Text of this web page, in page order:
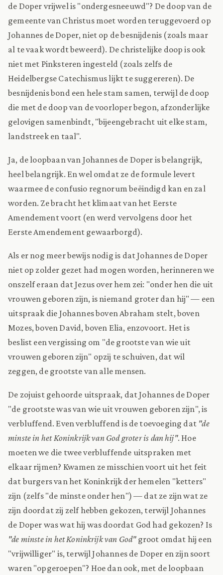
de Doper vrijwel is "ondergesneeuwd"? De doop van de
gemeente van Christus moet worden teruggevoerd op
Johannes de Doper, niet op de besnijdenis (zoals maar
al te vaak wordt beweerd). De christelijke doop is ook
niet met Pinksteren ingesteld (zoals zelfs de
Heidelbergse Catechismus lijkt te suggereren). De
besnijdenis bond een hele stam samen, terwijl de doop
die met de doop van de voorloper begon, afzonderlijke
gelovigen samenbindt, "bijeengebracht uit elke stam,
landstreek en taal".
Ja, de loopbaan van Johannes de Doper is belangrijk,
heel belangrijk. En wel omdat ze de formule levert
waarmee de confusio regnorum beëindigd kan en zal
worden. Ze bracht het klimaat van het Eerste
Amendement voort (en werd vervolgens door het
Eerste Amendement gewaarborgd).
Als er nog meer bewijs nodig is dat Johannes de Doper
niet op zolder gezet had mogen worden, herinneren we
onszelf eraan dat Jezus over hem zei: "onder hen die uit
vrouwen geboren zijn, is niemand groter dan hij" — een
uitspraak die Johannes boven Abraham stelt, boven
Mozes, boven David, boven Elia, enzovoort. Het is
beslist een vergissing om "de grootste van wie uit
vrouwen geboren zijn" opzij te schuiven, dat wil
zeggen, de grootste van alle mensen.
De zojuist gehoorde uitspraak, dat Johannes de Doper
"de grootste was van wie uit vrouwen geboren zijn", is
verbluffend. Even verbluffend is de toevoeging dat "de
minste in het Koninkrijk van God groter is dan hij". Hoe
moeten we die twee verbluffende uitspraken met
elkaar rijmen? Kwamen ze misschien voort uit het feit
dat burgers van het Koninkrijk der hemelen "ketters"
zijn (zelfs "de minste onder hen") — dat ze zijn wat ze
zijn doordat zij zelf hebben gekozen, terwijl Johannes
de Doper was wat hij was doordat God had gekozen? Is
"de minste in het Koninkrijk van God"groot omdat hij een
"vrijwilliger" is, terwijl Johannes de Doper en zijn soort
waren "opgeroepen"? Hoe dan ook, met de loopbaan